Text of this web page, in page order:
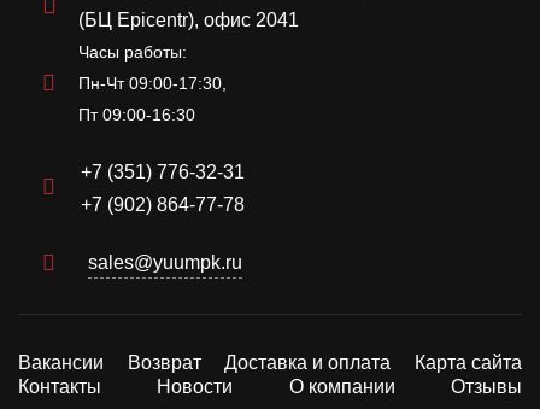
(БЦ Epicentr), офис 2041
Часы работы:
Пн-Чт 09:00-17:30,
Пт 09:00-16:30
+7 (351) 776-32-31
+7 (902) 864-77-78
sales@yuumpk.ru
Вакансии Возврат Доставка и оплата
Карта сайта
Контакты
Новости О компании Отзывы